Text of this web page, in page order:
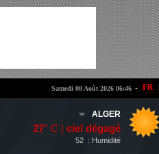
- FR
Samedi 08 Août 2026 06:46
ALGER
27° C | ciel dégagé
: Humidité
52